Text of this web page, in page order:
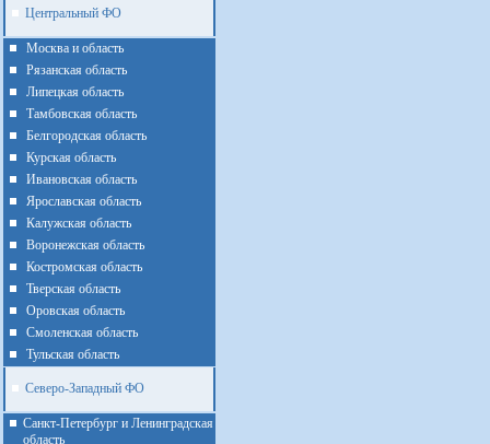
Центральный ФО
Москва и область
Рязанская область
Липецкая область
Тамбовская область
Белгородская область
Курская область
Ивановская область
Ярославская область
Калужская область
Воронежская область
Костромская область
Тверская область
Оровская область
Смоленская область
Тульская область
Северо-Западный ФО
Санкт-Петербург и Ленинградская
область